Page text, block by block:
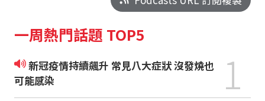
一周熱門話題 TOP5
新冠疫情持續飆升 常見八大症狀 沒發燒也
可能感染
1